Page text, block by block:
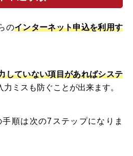
のインターネット申込を利用す
していない項目があればシステ
力ミスも防ぐことが出来ます。
順は次の7ステップになりま